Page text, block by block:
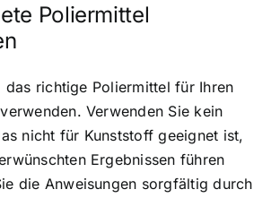
Poliermittel
das richtige Poliermittel für Ihren
Verwenden Sie kein
nicht für Kunststoff geeignet ist,
Ergebnissen führen
die Anweisungen sorgfältig durch